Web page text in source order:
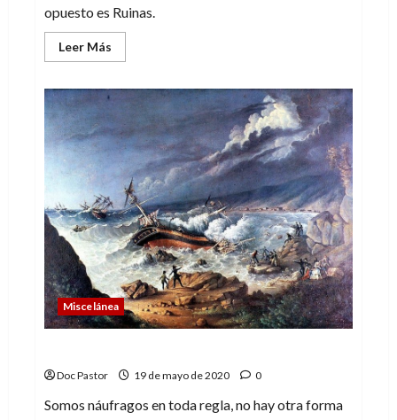
opuesto es Ruinas.
Leer Más
más
Ruinas,
lado
oscuro
de
Marvels
Miscelánea
Doc Pastor 19 de mayo de 2020 0
Somos náufragos en toda regla, no hay otra forma